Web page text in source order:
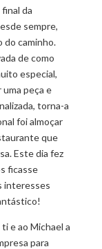
da
sempre,
do caminho.
de como
especial,
uma peça e
torna-a
foi almoçar
que
Este dia fez
ficasse
interesses
e ao Michael a
para